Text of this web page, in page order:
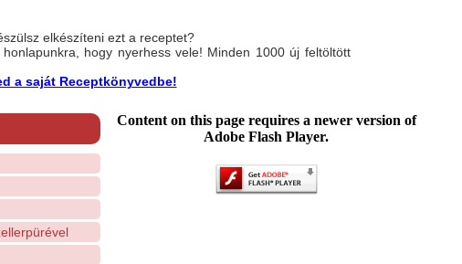
elkészíteni ezt a receptet?
hogy nyerhess vele! Minden 1000 új feltöltött
a saját Receptkönyvedbe!
Content on this page requires a newer version of
Adobe Flash Player.